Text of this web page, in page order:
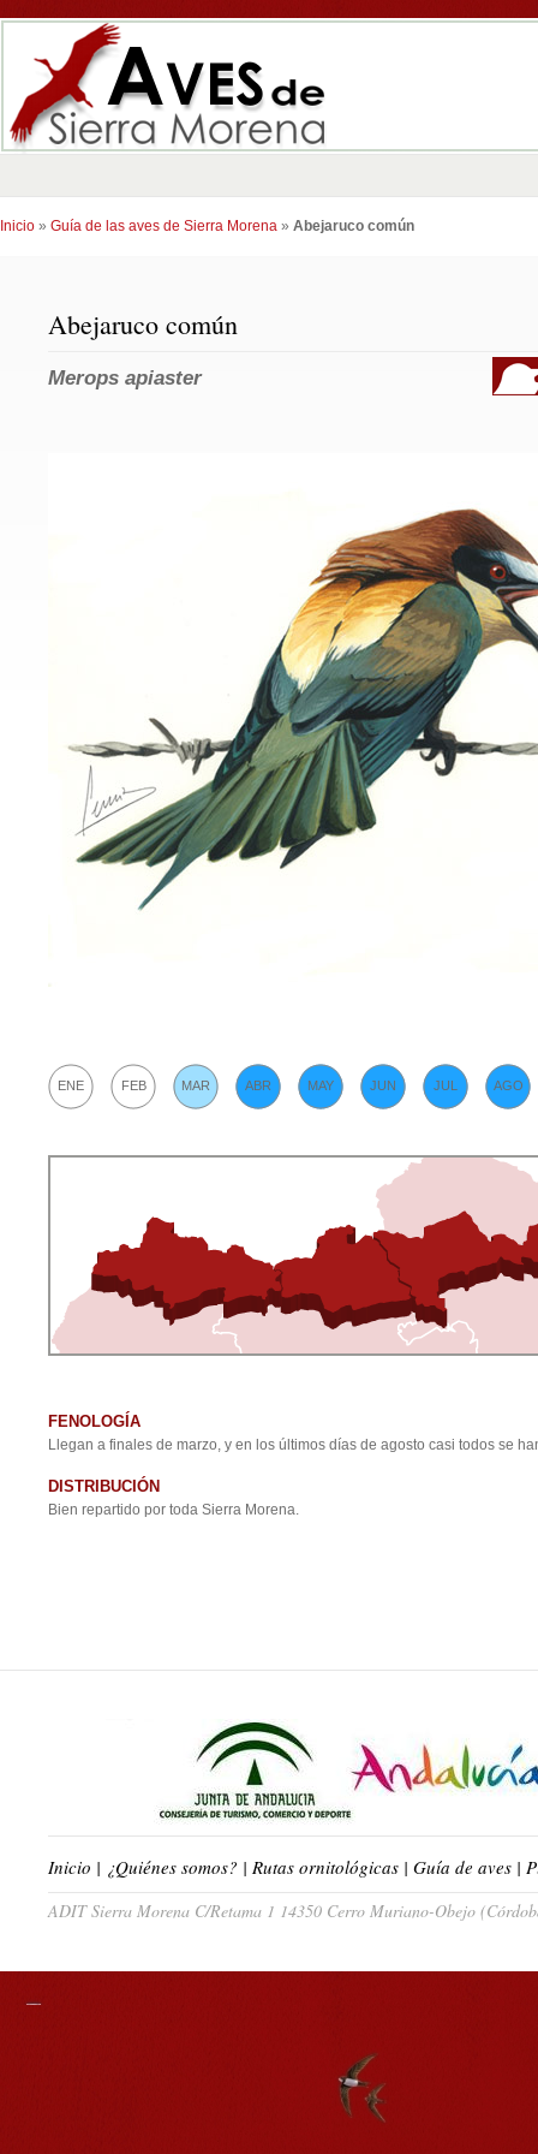
Inicio » Guía de las aves de Sierra Morena » Abejaruco común
Abejaruco común
Merops apiaster
ENE FEB MAR ABR MAY JUN JUL AGO
FENOLOGÍA
Llegan a finales de marzo, y en los últimos días de agosto casi todos se
DISTRIBUCIÓN
Bien repartido por toda Sierra Morena.
Inicio | ¿Quiénes somos? | Rutas ornitológicas | Guía de aves |
ADIT Sierra Morena C/Retama 1 14350 Cerro Muriano-Obejo